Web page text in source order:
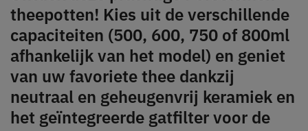
theepotten! Kies uit de verschillende
capaciteiten (500, 600, 750 of 800ml
afhankelijk van het model) en geniet
van uw favoriete thee dankzij
neutraal en geheugenvrij keramiek en
het geïntegreerde gatfilter voor de